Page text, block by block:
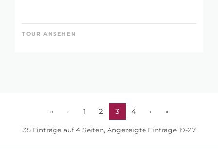
TOUR ANSEHEN
« ‹ 1 2 3 4 › »
35 Einträge auf 4 Seiten, Angezeigte Einträge 19-27